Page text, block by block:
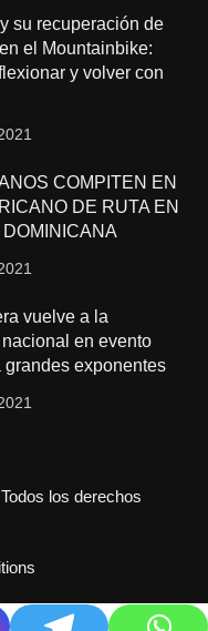
su recuperación de
el Mountainbike:
y volver con
COMPITEN EN
DE RUTA EN
vuelve a la
en evento
grandes exponentes
los derechos